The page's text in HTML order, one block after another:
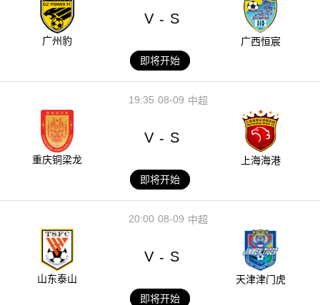
广州豹
V - S
广西恒宸
即将开始
08-09
19:35 中超
重庆铜梁龙
V - S
上海海港
即将开始
08-09
20:00 中超
山东泰山
V - S
天津津门虎
即将开始